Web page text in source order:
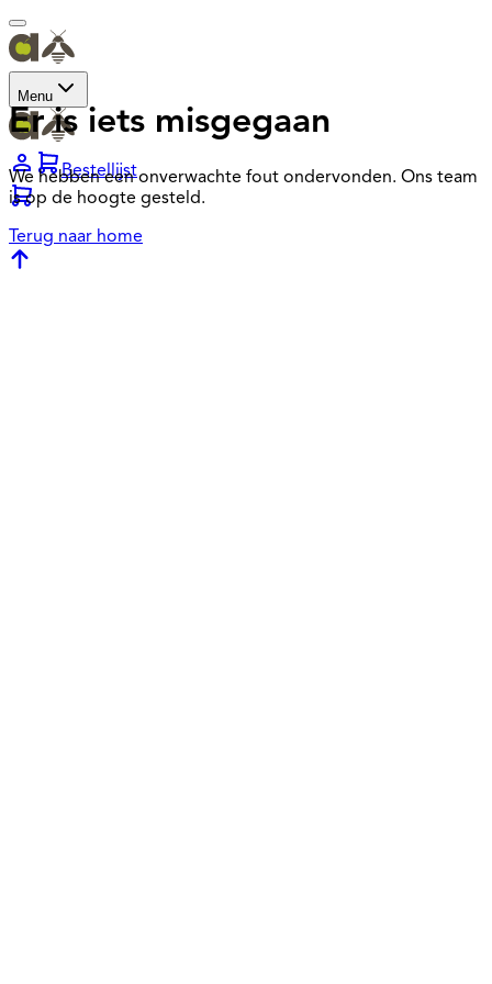
Menu
Bestellijst
Er is iets misgegaan
We hebben een onverwachte fout ondervonden. Ons team
is op de hoogte gesteld.
Terug naar home